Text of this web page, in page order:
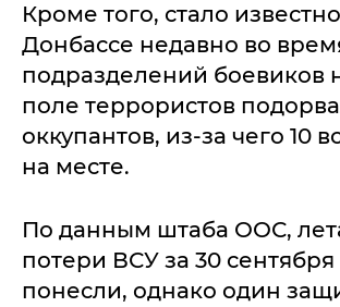
Кроме того, стало
Донбассе недавно во
подразделений боевиков
поле террористов
оккупантов, из-за чего 10
на месте.
По данным штаба ООС,
потери ВСУ за 30 сентября
понесли, однако один